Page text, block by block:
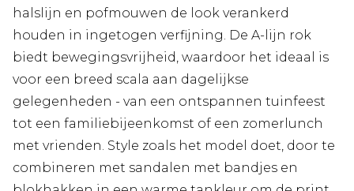
halslijn en pofmouwen de look verankerd
houden in ingetogen verfijning. De A-lijn rok
biedt bewegingsvrijheid, waardoor het ideaal is
voor een breed scala aan dagelijkse
gelegenheden - van een ontspannen tuinfeest
tot een familiebijeenkomst of een zomerlunch
met vrienden. Style zoals het model doet, door te
combineren met sandalen met bandjes en